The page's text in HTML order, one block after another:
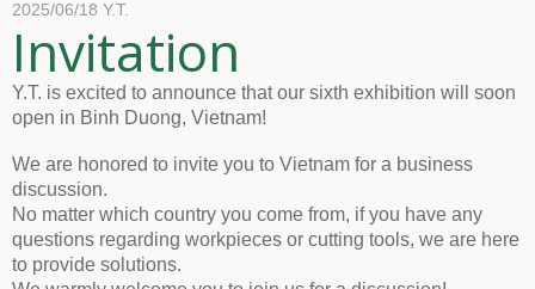
2025/06/18 Y.T.
Invitation
Y.T. is excited to announce that our sixth exhibition will soon
open in Binh Duong, Vietnam!
We are honored to invite you to Vietnam for a business
discussion.
No matter which country you come from, if you have any
questions regarding workpieces or cutting tools, we are here
to provide solutions.